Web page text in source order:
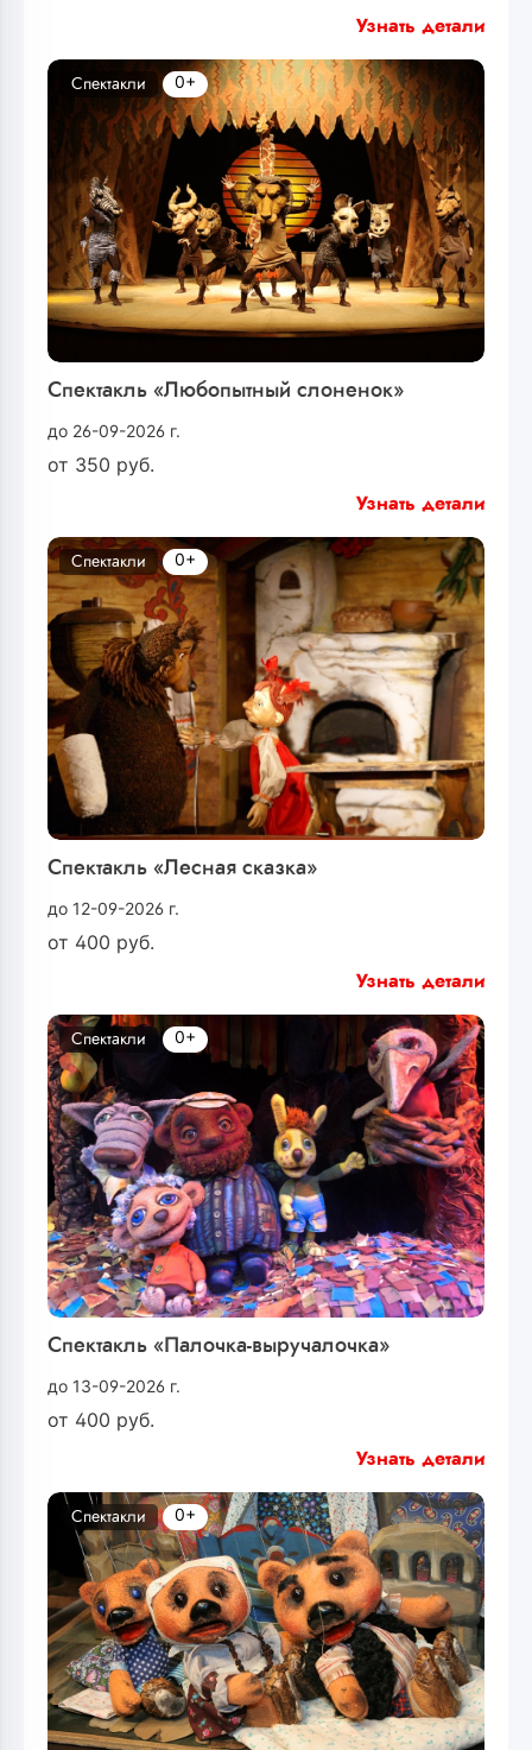
Узнать детали
Спектакль «Любопытный слоненок»
до 26-09-2026 г.
от 350 руб.
Спектакли 0+
Узнать детали
Спектакль «Лесная сказка»
до 12-09-2026 г.
от 400 руб.
Спектакли 0+
Узнать детали
Спектакль «Палочка-выручалочка»
до 13-09-2026 г.
от 400 руб.
Спектакли 0+
Узнать детали
Спектакли 0+